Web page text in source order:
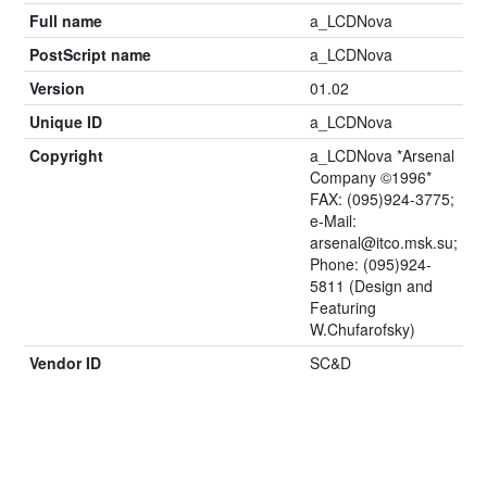
Full name
a_LCDNova
PostScript name
a_LCDNova
Version
01.02
Unique ID
a_LCDNova
Copyright
a_LCDNova *Arsenal
Company ©1996*
FAX: (095)924-3775;
e-Mail:
arsenal@itco.msk.su;
Phone: (095)924-
5811 (Design and
Featuring
W.Chufarofsky)
Vendor ID
SC&D